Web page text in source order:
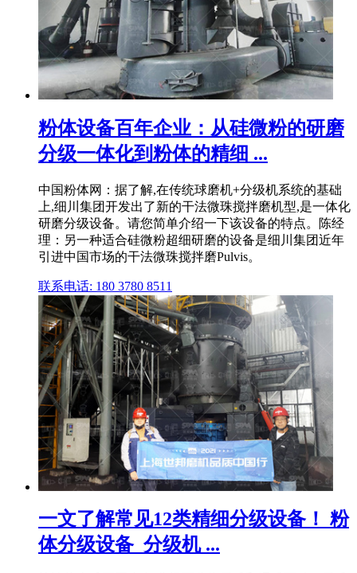
粉体设备百年企业：从硅微粉的研磨
分级一体化到粉体的精细 ...
中国粉体网：据了解,在传统球磨机+分级机系统的基础
上,细川集团开发出了新的干法微珠搅拌磨机型,是一体化
研磨分级设备。请您简单介绍一下该设备的特点。陈经
理：另一种适合硅微粉超细研磨的设备是细川集团近年
引进中国市场的干法微珠搅拌磨Pulvis。
联系电话: 180 3780 8511
一文了解常见12类精细分级设备！ 粉
体分级设备_分级机 ...